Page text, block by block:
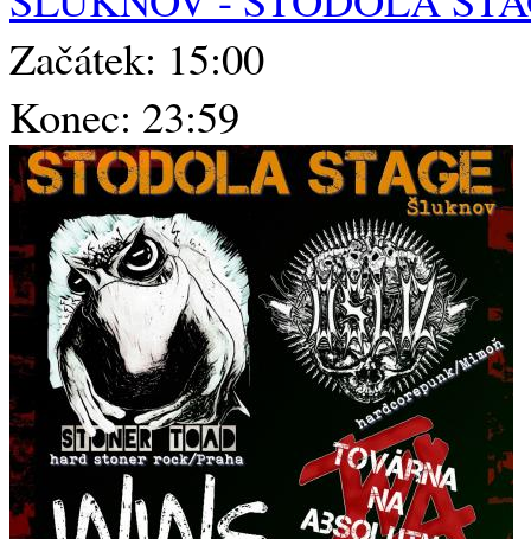
Začátek: 15:00
Konec: 23:59